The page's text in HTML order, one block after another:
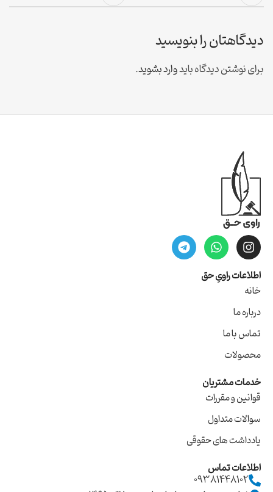
دیدگاهتان را بنویسید
برای نوشتن دیدگاه بایدوارد بشوید.
اطلاعات راویِ حق
خانه
درباره ما
تماس با ما
محصولات
خدمات مشتریان
قوانین و مقررات
سوالات متداول
یادداشت های حقوقی
اطلاعات تماس
09381448102